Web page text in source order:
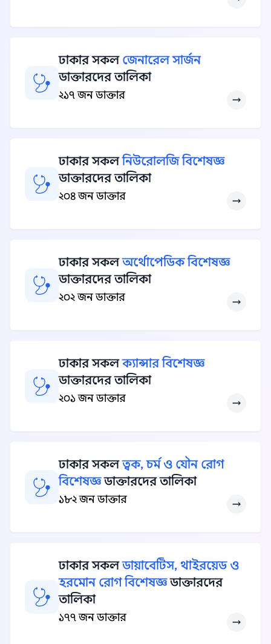
ঢাকার সকল জেনারেল সার্জন
ডাক্তারদের তালিকা
২১৭ জন ডাক্তার
ঢাকার সকলনিউরোলজি বিশেষজ্ঞ
ডাক্তারদের তালিকা
২০৪ জন ডাক্তার
ঢাকার সকলঅর্থোপেডিক বিশেষজ্ঞ
ডাক্তারদের তালিকা
২০২ জন ডাক্তার
ঢাকার সকলক্যান্সার বিশেষজ্ঞ
ডাক্তারদের তালিকা
২০১ জন ডাক্তার
ঢাকার সকলত্বক, চর্ম ও যৌন রোগ
বিশেষজ্ঞডাক্তারদের তালিকা
১৮২ জন ডাক্তার
ঢাকার সকলডায়াবেটিস, থাইরয়েড ও
হরমোন রোগ বিশেষজ্ঞডাক্তারদের
তালিকা
১৭৭ জন ডাক্তার